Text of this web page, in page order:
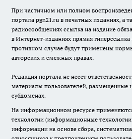
При частичном или полном
портала pgn21.ru в печатных изданиях, а
радиосообщениях ссылка на издание
в Интернет-изданиях прямая гиперссылка
противном случае будут применены
авторских и смежных правах.
Редакция портала не несет
материалы пользователей, размещенные
субдоменах.
На информационном ресурсе
технологии (информационные
информации на основе сбора,